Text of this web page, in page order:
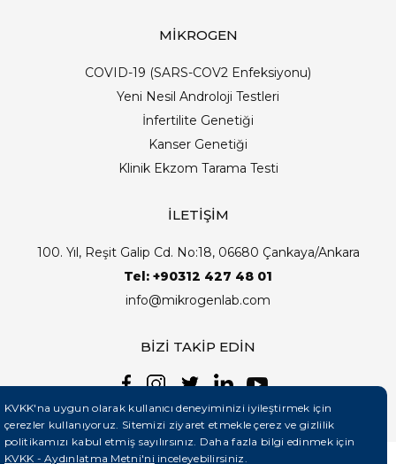
MİKROGEN
COVID-19 (SARS-COV2 Enfeksiyonu)
Yeni Nesil Androloji Testleri
İnfertilite Genetiği
Kanser Genetiği
Klinik Ekzom Tarama Testi
İLETİŞİM
100. Yıl, Reşit Galip Cd. No:18, 06680 Çankaya/Ankara
Tel: +90312 427 48 01
info@mikrogenlab.com
BİZİ TAKİP EDİN
KVKK'na uygun olarak kullanıcı deneyiminizi iyileştirmek için
çerezler kullanıyoruz. Sitemizi ziyaret etmekle çerez ve gizlilik
politikamızı kabul etmiş sayılırsınız. Daha fazla bilgi edinmek için
KVKK - Aydınlatma Metni'ni inceleyebilirsiniz.